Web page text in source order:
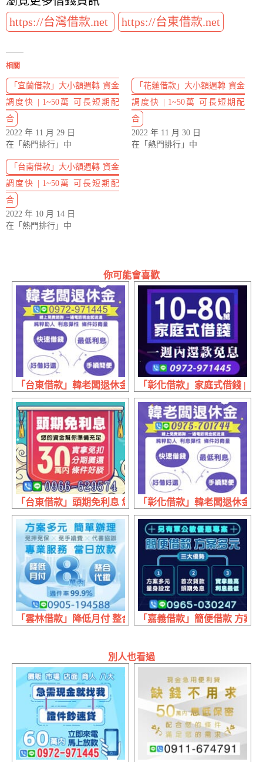
https://台灣借款.net
https://台東借款.net
相關
「宜蘭借款」大小額週轉 資金
調度快 | 1~50萬 可長短期配
合
2022 年 11 月 29 日
在「熱門排行」中
「花蓮借款」大小額週轉 資金
調度快 | 1~50萬 可長短期配
合
2022 年 11 月 30 日
在「熱門排行」中
「台南借款」大小額週轉 資金
調度快 | 1~50萬 可長短期配
合
2022 年 10 月 14 日
在「熱門排行」中
你可能會喜歡
「台東借款」韓老闆退休金 快速借錢手續簡便 | 好借好還
「彰化借款」家庭式借錢 |
「台東借款」頭期免利息 您的資金幫你準備充足 | 30萬內
「彰化借款」韓老闆退休金
「雲林借款」降低月付 整合代繳 | 8萬內 免手續費代書協辦
「嘉義借款」簡便借款 方案
別人也看過